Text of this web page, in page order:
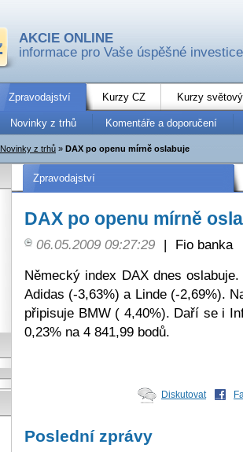
AKCIE ONLINE
informace pro Vaše úspěšné investice
Zpravodajství Kurzy CZ Kurzy
Novinky z trhů Komentáře a doporučení
Novinky z trhů » DAX po openu mírně oslabuje
Zpravodajství
DAX po openu mírně
06.05.2009 09:27:29 |
Fio banka
Německý index DAX dnes
Adidas (-3,63%) a Linde (-2,69%).
připisuje BMW ( 4,40%). Daří se i
0,23% na 4 841,99 bodů.
Diskutovat
Poslední zprávy